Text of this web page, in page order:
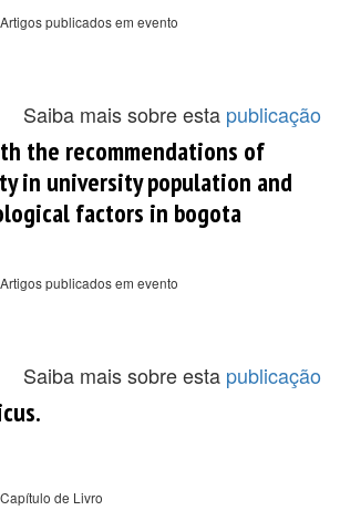
publicados em evento
Saiba mais sobre esta publicação
the recommendations of
in university population and
factors in bogota
publicados em evento
Saiba mais sobre esta publicação
de Livro